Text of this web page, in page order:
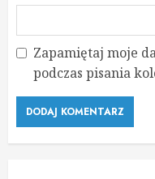
Zapamiętaj moje
podczas pisania